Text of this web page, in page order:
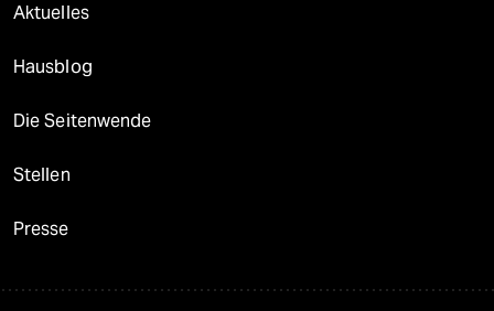
Aktuelles
Hausblog
Die Seitenwende
Stellen
Presse